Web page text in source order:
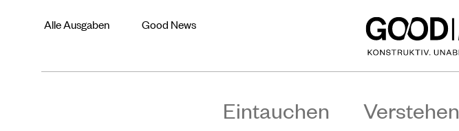
Alle Ausgaben Good News
Eintauchen Verstehen